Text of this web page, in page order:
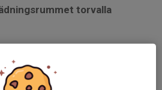
torvalla